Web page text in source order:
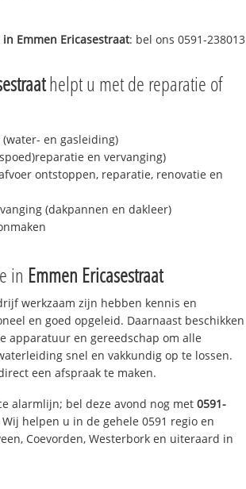
in Emmen Ericasestraat: bel ons 0591-238013
helpt u met de reparatie of
en gasleiding)
en vervanging)
ontstoppen, reparatie, renovatie en
(dakpannen en dakleer)
in Emmen Ericasestraat
werkzaam zijn hebben kennis en
en goed opgeleid. Daarnaast beschikken
apparatuur en gereedschap om alle
snel en vakkundig op te lossen.
een afspraak te maken.
alarmlijn; bel deze avond nog met 0591-
helpen u in de gehele 0591 regio en
Coevorden, Westerbork en uiteraard in